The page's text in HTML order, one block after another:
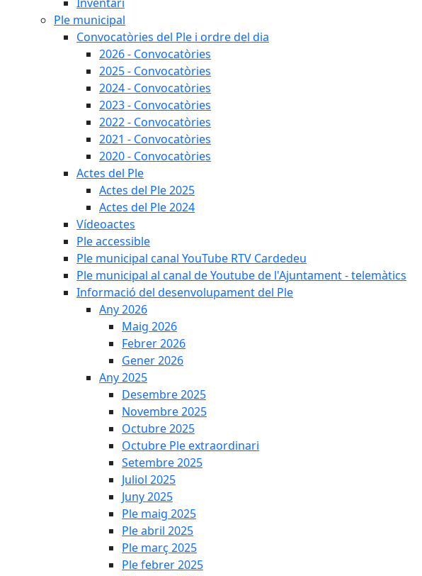
Ple municipal
Convocatòries del Ple i ordre del dia
2026 - Convocatòries
2025 - Convocatòries
2024 - Convocatòries
2023 - Convocatòries
2022 - Convocatòries
2021 - Convocatòries
2020 - Convocatòries
Actes del Ple
Actes del Ple 2025
Actes del Ple 2024
Vídeoactes
Ple accessible
Ple municipal canal YouTube RTV Cardedeu
Ple municipal al canal de Youtube de l'Ajuntament - telemàtics
Informació del desenvolupament del Ple
Any 2026
Maig 2026
Febrer 2026
Gener 2026
Any 2025
Desembre 2025
Novembre 2025
Octubre 2025
Octubre Ple extraordinari
Setembre 2025
Juliol 2025
Juny 2025
Ple maig 2025
Ple abril 2025
Ple març 2025
Ple febrer 2025